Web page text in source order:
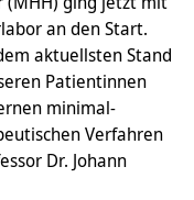
an den Start.
aktuellsten Stand
Patientinnen
minimal-
Verfahren
Dr. Johann